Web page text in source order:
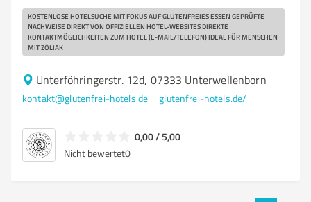
KOSTENLOSE HOTELSUCHE MIT FOKUS AUF GLUTENFREIES ESSEN GEPRÜFTE
NACHWEISE DIREKT VON OFFIZIELLEN HOTEL-WEBSITES DIREKTE
KONTAKTMÖGLICHKEITEN ZUM HOTEL (E-MAIL/TELEFON) IDEAL FÜR MENSCHEN
MIT ZÖLIAK
Unterföhringerstr. 12d, 07333 Unterwellenborn
kontakt@glutenfrei-hotels.de glutenfrei-hotels.de/
0,00 / 5,00
Nicht bewertet0